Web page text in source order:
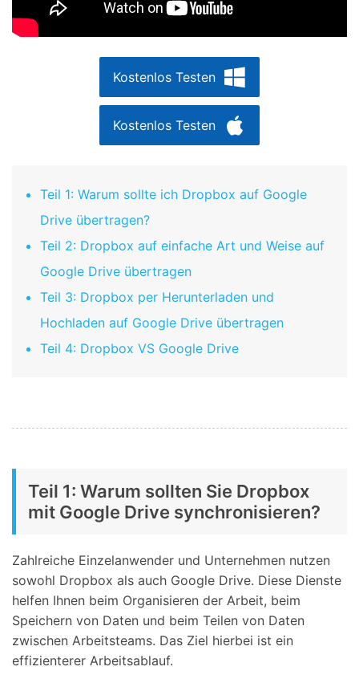
Kostenlos Testen
Kostenlos Testen
Teil 1: Warum sollte ich Dropbox auf Google
Drive übertragen?
Teil 2: Dropbox auf einfache Art und Weise auf
Google Drive übertragen
Teil 3: Dropbox per Herunterladen und
Hochladen auf Google Drive übertragen
Teil 4: Dropbox VS Google Drive
Teil 1: Warum sollten Sie Dropbox
mit Google Drive synchronisieren?
Zahlreiche Einzelanwender und Unternehmen nutzen
sowohl Dropbox als auch Google Drive. Diese Dienste
helfen Ihnen beim Organisieren der Arbeit, beim
Speichern von Daten und beim Teilen von Daten
zwischen Arbeitsteams. Das Ziel hierbei ist ein
effizienterer Arbeitsablauf.